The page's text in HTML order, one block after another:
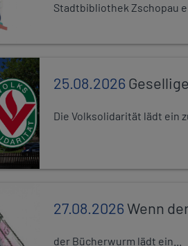
Stadtbibliothek Zschopau
25.08.2026
Die Volksolidarität lädt ein
27.08.2026Wenn
der Bücherwurm lädt ein...